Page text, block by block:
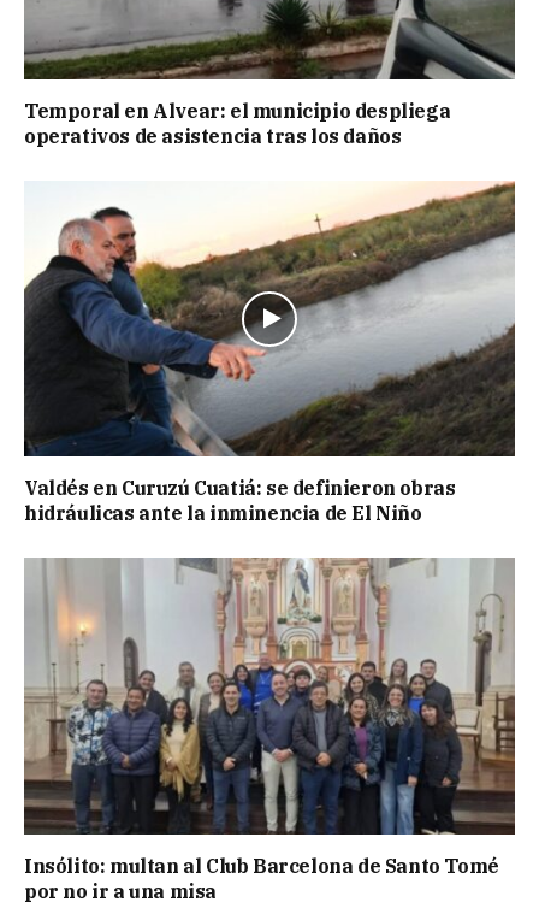
Temporal en Alvear: el municipio despliega
operativos de asistencia tras los daños
Valdés en Curuzú Cuatiá: se definieron obras
hidráulicas ante la inminencia de El Niño
Insólito: multan al Club Barcelona de Santo Tomé
por no ir a una misa